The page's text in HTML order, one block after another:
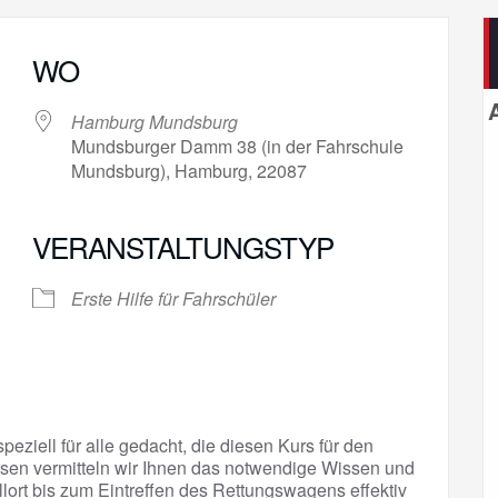
Kalender iCalendar
WO
Hamburg Mundsburg
Mundsburger Damm 38 (in der Fahrschule
Mundsburg), Hamburg, 22087
VERANSTALTUNGSTYP
Erste Hilfe für Fahrschüler
für alle gedacht, die diesen Kurs für den
vermitteln wir Ihnen das notwendige Wissen und
bis zum Eintreffen des Rettungswagens effektiv